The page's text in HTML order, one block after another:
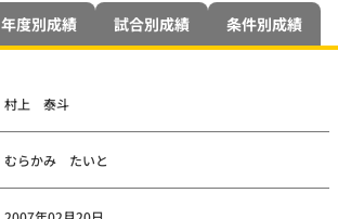
年度別成績 試合別成績 条件別成績
村上 泰斗
むらかみ たいと